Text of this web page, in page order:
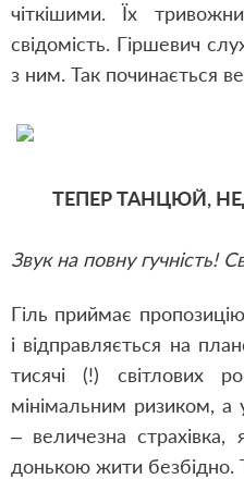
чіткішими. Їх
свідомість. Гіршевич
з ним. Так починається
ТЕПЕР ТАНЦЮЙ,
Звук на повну гучність!
Гіль приймає
і відправляється на
тисячі (!) світлових
мінімальним ризиком, а
– величезна
донькою жити безбідно.